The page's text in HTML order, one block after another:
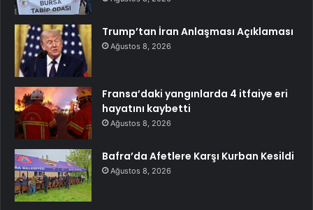
Trump’tan İran Anlaşması Açıklaması
Ağustos 8, 2026
Fransa’daki yangınlarda 4 itfaiye eri
hayatını kaybetti
Ağustos 8, 2026
Bafra’da Afetlere Karşı Kurban Kesildi
Ağustos 8, 2026